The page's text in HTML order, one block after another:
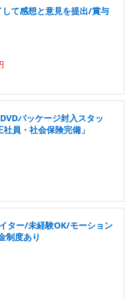
て感想と意見を提出/賞与
パッケージ封入スタッ
員・社会保険完備」
ター/未経験OK/モーション
制度あり